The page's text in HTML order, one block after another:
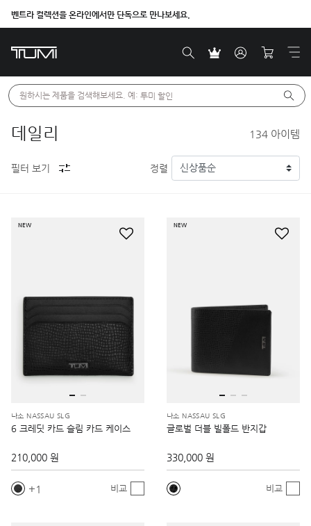
벤트라 컬렉션을 온라인에서만 단독으로 만나보세요.
원하시는 제품을 검색해보세요. 예: 투미 할인
데일리 134 아이템
필터 보기 정렬
NEW
나소 NASSAU SLG
6 크레딧 카드 슬림 카드 케이스
210,000 원
1 비교
NEW
나소 NASSAU SLG
글로벌 더블 빌폴드 반지갑
330,000 원
비교